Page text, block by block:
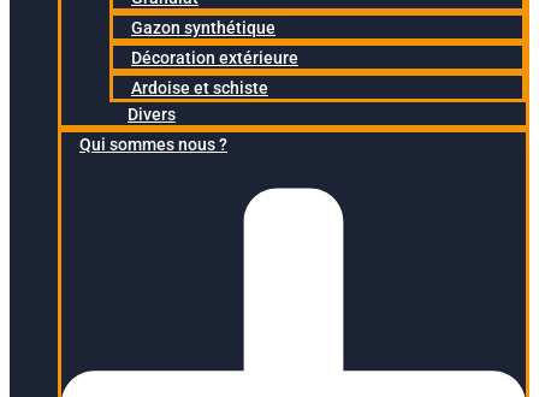
Gazon synthétique
Décoration extérieure
Ardoise et schiste
Divers
Qui sommes nous ?